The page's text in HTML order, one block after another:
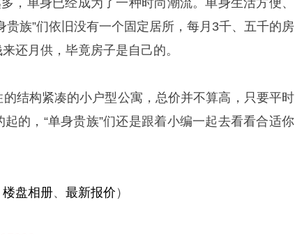
，单身已经成为了一种时尚潮流。单身生活方便、
贵族”们依旧没有一个固定居所，每月3千、五千的房
还月供，毕竟房子是自己的。
结构紧凑的小户型公寓，总价并不算高，只要平时
的，“单身贵族”们还是跟着小编一起去看看合适你
楼盘相册、 最新报价 ）